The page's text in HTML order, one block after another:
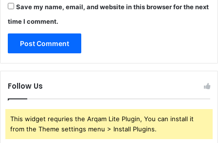
Save my name, email, and website in this browser for the next
time I comment.
Follow Us
This widget requries the Arqam Lite Plugin, You can install it
from the Theme settings menu > Install Plugins.